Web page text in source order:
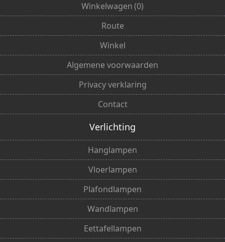
Winkelwagen(0)
Route
Winkel
Algemene voorwaarden
Privacy verklaring
Contact
Verlichting
Hanglampen
Vloerlampen
Plafondlampen
Wandlampen
Eettafellampen